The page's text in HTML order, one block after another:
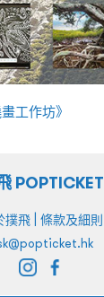
工作坊》
POPTICKET
撲飛| 條款及細則